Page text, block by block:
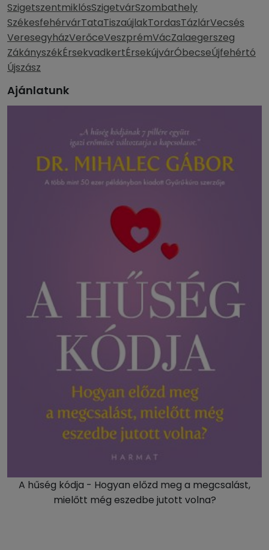
SzigetszentmiklósSzigetvárSzombathely
SzékesfehérvárTataTiszaújlakTordasTázlárVecsés
VeresegyházVerőceVeszprémVácZalaegerszeg
ZákányszékÉrsekvadkertÉrsekújvárÓbecseÚjfehértó
Újszász
Ajánlatunk
A hűség kódja - Hogyan előzd meg a megcsalást,
mielőtt még eszedbe jutott volna?